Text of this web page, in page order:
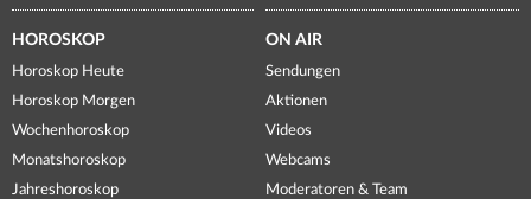
HOROSKOP
Horoskop Heute
Horoskop Morgen
Wochenhoroskop
Monatshoroskop
Jahreshoroskop
ON AIR
Sendungen
Aktionen
Videos
Webcams
Moderatoren & Team